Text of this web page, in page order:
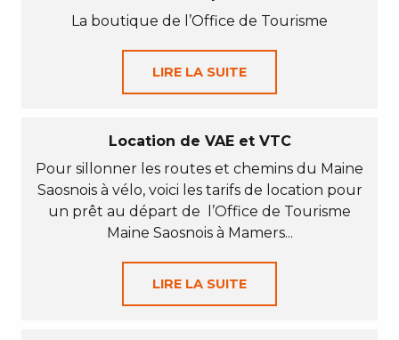
La boutique de l’Office de Tourisme
LIRE LA SUITE
Location de VAE et VTC
Pour sillonner les routes et chemins du Maine
Saosnois à vélo, voici les tarifs de location pour
un prêt au départ de l’Office de Tourisme
Maine Saosnois à Mamers...
LIRE LA SUITE